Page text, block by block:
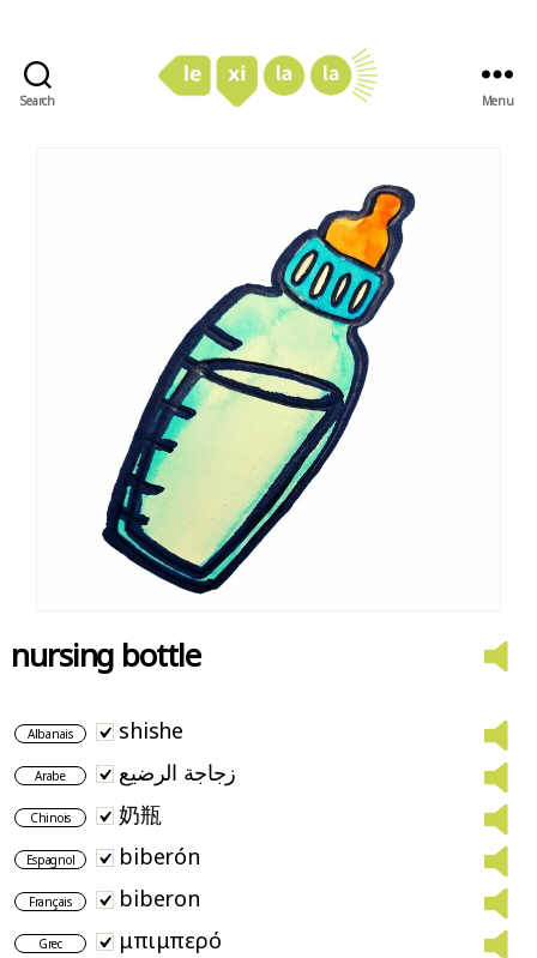
Search Menu
nursing bottle
Albanais shishe
Arabe زجاجة الرضيع
Chinois 奶瓶
Espagnol biberón
Français biberon
Grec μπιμπερό